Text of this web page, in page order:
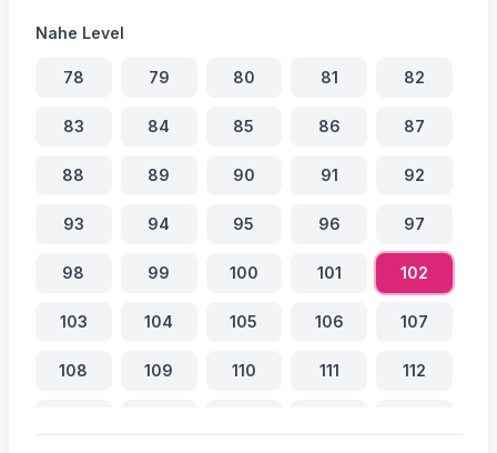
Nahe Level
78 79 80 81 82
83 84 85 86 87
88 89 90 91 92
93 94 95 96 97
98 99 100 101 102
103 104 105 106 107
108 109 110 111 112